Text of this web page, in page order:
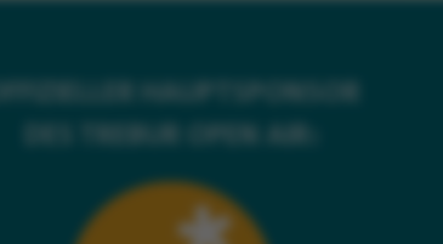
OFFIZIELLER HAUPTSPONSOR
DES TREBUR OPEN AIR: